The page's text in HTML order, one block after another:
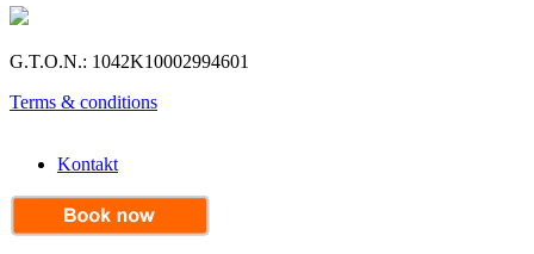
G.T.O.N.: 1042Κ10002994601
Terms & conditions
Kontakt